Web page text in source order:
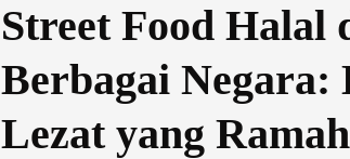
Street Food Halal
Berbagai
Lezat yang